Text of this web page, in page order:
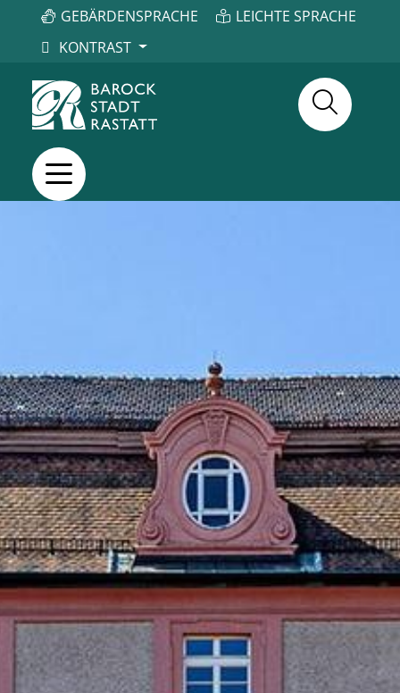
GEBÄRDENSPRACHE
LEICHTE SPRACHE
KONTRAST